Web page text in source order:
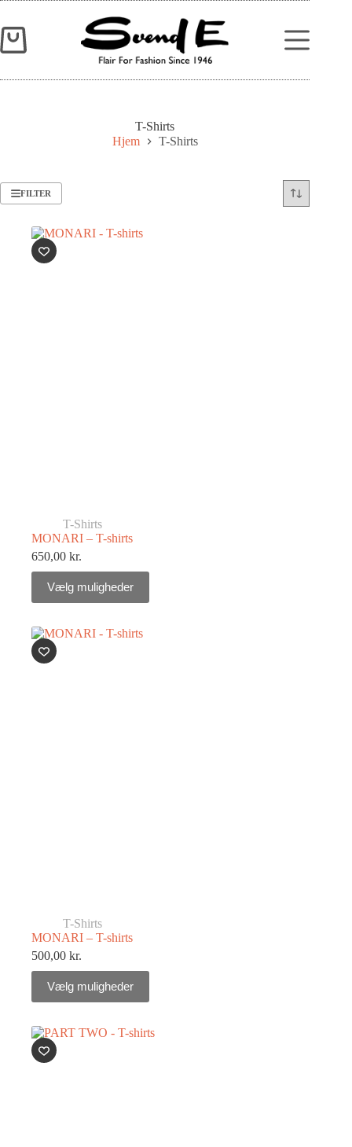
T-Shirts
Hjem
T-Shirts
FILTER
T-Shirts
MONARI – T-shirts
650,00 kr.
Vælg muligheder
T-Shirts
MONARI – T-shirts
500,00 kr.
Vælg muligheder